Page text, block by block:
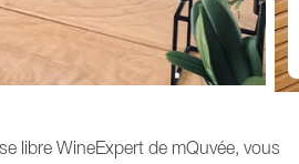
libre WineExpert de mQuvée, vous